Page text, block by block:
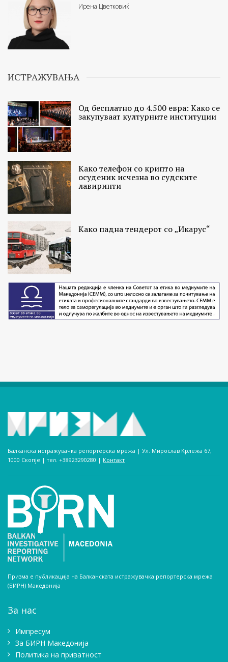
Ирена Цветковиќ
ИСТРАЖУВАЊА
Од бесплатно до 4.500 евра: Како се
закупуваат културните институции
Како телефон со крипто на
осуденик исчезна во судските
лавиринти
Како падна тендерот со „Икарус“
Балканска истражувачка репортерска мрежа | Ул. Мирослав Крлежа 67,
1000 Скопје | тел. +38923290280­ | Контакт
Призма е публикација на Балканската истражувачка репортерска мрежа
(БИРН) Македонија
За нас
Импресум
Зa БИРН Македонија
Политика на приватност